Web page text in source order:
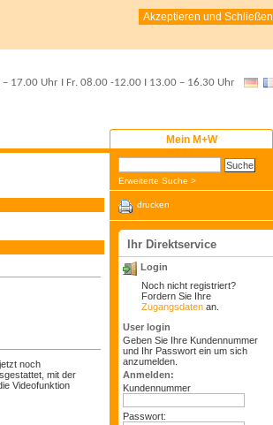
Akzeptieren und Schließen
– 17.00 Uhr I Fr. 08.00 -12.00 I 13.00 – 16.30 Uhr
Mein M+W
noch
mit der
Videofunktion
Erweiterte Suche >
drucken
Ihr Direktservice
Login
Noch nicht registriert?
Fordern Sie Ihre
Zugangsdaten an.
User login
Geben Sie Ihre Kundennummer
und Ihr Passwort ein um sich
anzumelden.
Anmelden:
Kundennummer
Passwort: